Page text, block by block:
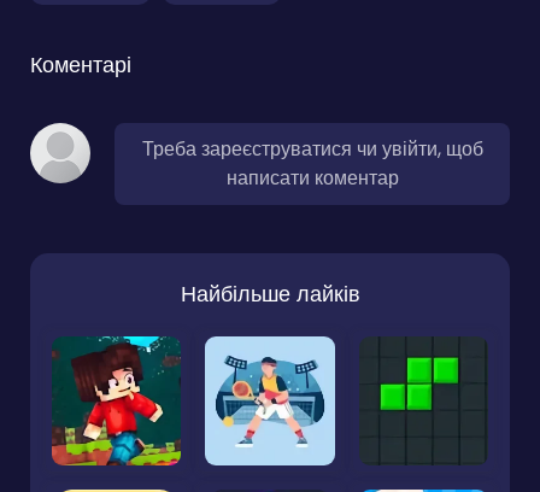
Коментарі
Треба зареєструватися чи увійти, щоб
написати коментар
Найбільше лайків